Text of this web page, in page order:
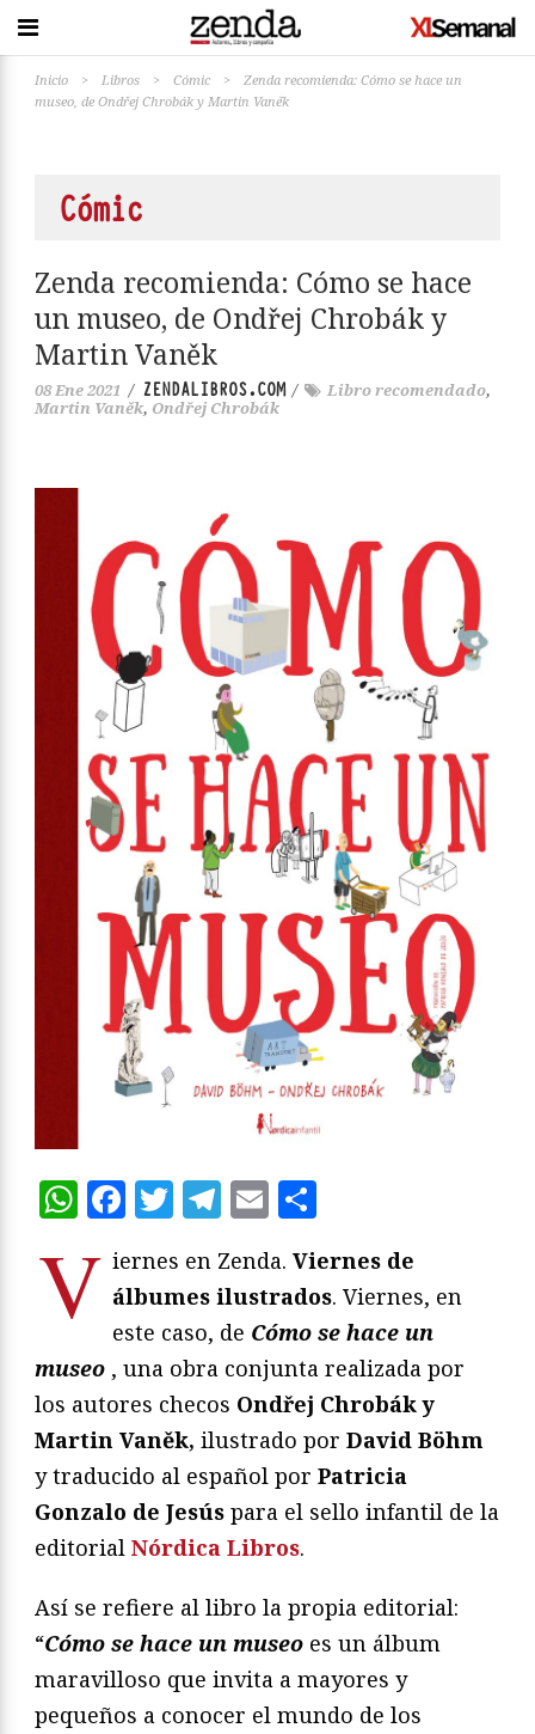
Inicio > Libros > Cómic >
Zenda recomienda: Cómo se hace un
museo, de Ondřej Chrobák y Martin Vaněk
Cómic
Zenda recomienda: Cómo se hace
un museo, de Ondřej Chrobák y
Martin Vaněk
08 Ene 2021 / ZENDALIBROS.COM/ Libro recomendado,
Martin Vaněk, Ondřej Chrobák
WhatsApp
Facebook
Twitter
Telegram
Email
V iernes en Zenda. Viernes de
álbumes ilustrados. Viernes, en
este caso, de Cómo se hace un
museo , una obra conjunta realizada por
los autores checos Ondřej Chrobák y
Martin Vaněk, ilustrado por David Böhm
y traducido al español por Patricia
Gonzalo de Jesús para el sello infantil de la
editorial Nórdica Libros.
Así se refiere al libro la propia editorial:
“Cómo se hace un museo es un álbum
maravilloso que invita a mayores y
pequeños a conocer el mundo de los